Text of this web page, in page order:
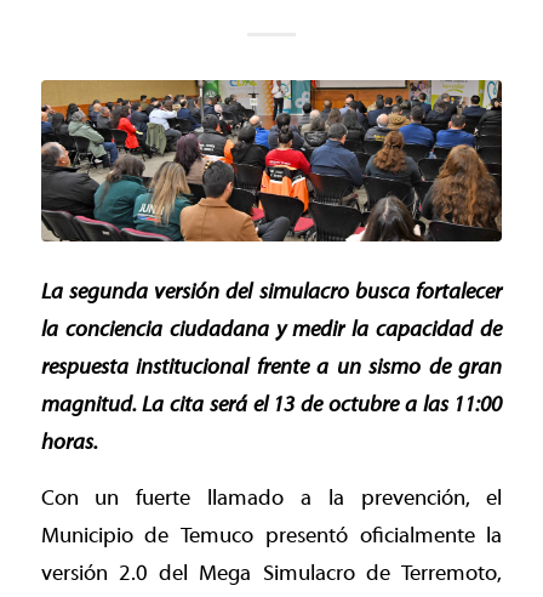
La segunda versión del simulacro busca fortalecer
la conciencia ciudadana y medir la capacidad de
respuesta institucional frente a un sismo de gran
magnitud. La cita será el 13 de octubre a las 11:00
horas.
Con un fuerte llamado a la prevención, el
Municipio de Temuco presentó oficialmente la
versión 2.0 del Mega Simulacro de Terremoto,